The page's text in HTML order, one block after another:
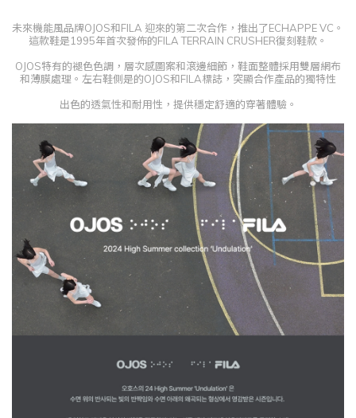
未來機能風品牌OJOS和FILA 迎來的第二次合作，推出了ECHAPPE VC。
這款鞋是1995年首次發佈的FILA TERRAIN CRUSHER復刻鞋款。
OJOS特有的褪色色調，層次感圖案和滾邊細節， 鞋面整體採用雙層網布
和薄膜處理。 左右鞋側是的OJOS和FILA標誌，突顯合作產品的獨特性
出色的透氣性和耐用性，提供穩定舒適的穿著體驗。